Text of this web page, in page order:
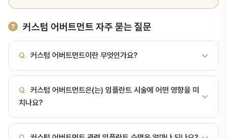
커스텀 어버트먼트 자주 묻는 질문
Q. 커스텀 어버트먼트이란 무엇인가요?
각도·치아 위치에 맞춰 개별 제작하는 맞춤형 임플란트 연결 부품입니
다. 커스텀 어버트먼트(Custom Abutment)는 환자의 잇몸 모양·각
도·치아 위치에 맞춰 개별 제작하는 맞춤형 임플란트 연결 부품입니
다. 기성품(Stock Abutment)과 대비되며, 심미성과 적합도가 우수
Q. 커스텀 어버트먼트은(는) 임플란트 시술에 어떤 영향을 미
치나요?